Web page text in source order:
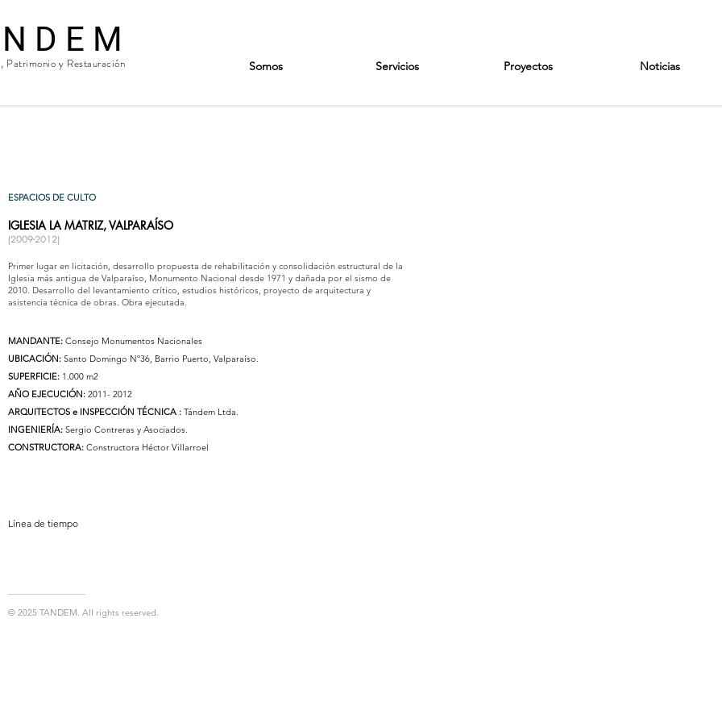
D E M
Patrimonio y Restauración Somos Servicios Proyectos Noticias
ESPACIOS DE CULTO
IGLESIA LA MATRIZ, VALPARAÍSO
(2009-2012)
Primer lugar en licitación, desarrollo propuesta de rehabilitación y consolidación estructural de la
Iglesia más antigua de Valparaíso, Monumento Nacional desde 1971 y dañada por el sismo de
2010. ​ Desarrollo del levantamiento crítico, estudios históricos, proyecto de arquitectura y
asistencia técnica de obras. Obra ejecutada.
MANDANTE: Consejo Monumentos Nacionales
UBICACIÓN: Santo Domingo Nº36, Barrio Puerto, Valparaíso.
SUPERFICIE: 1.000 m2
AÑO EJECUCIÓN: 2011- 2012
ARQUITECTOS e INSPECCIÓN TÉCNICA : Tándem Ltda.
INGENIERÍA: Sergio Contreras y Asociados.
CONSTRUCTORA: Constructora Héctor Villarroel
Línea de tiempo
© 2025 TANDEM. All rights reserved.